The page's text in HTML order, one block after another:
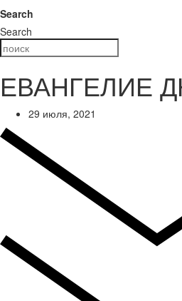
Search
Search
ЕВАНГЕЛИЕ
29 июля, 2021